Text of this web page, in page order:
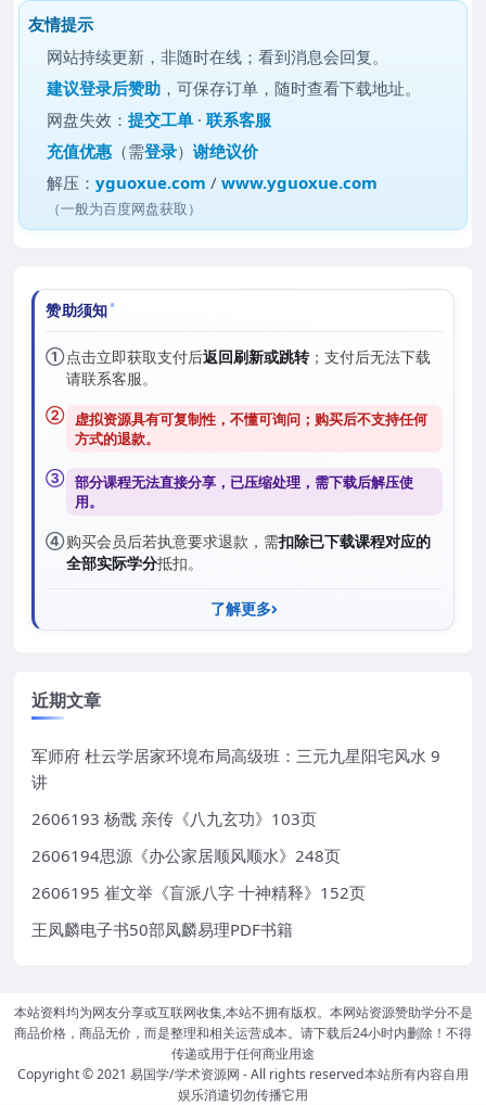
友情提示
网站持续更新，非随时在线；看到消息会回复。
建议登录后赞助 ，可保存订单，随时查看下载地址。
网盘失效：提交工单 ·联系客服
充值优惠 （需登录）谢绝议价
解压：yguoxue.com /www.yguoxue.com
（一般为百度网盘获取）
赞助须知
①点击立即获取支付后返回刷新或跳转；支付后无法下载
请联系客服。
② 虚拟资源具有可复制性，不懂可询问；购买后不支持任何
方式的退款。
③ 部分课程无法直接分享，已压缩处理，需下载后解压使
用。
④购买会员后若执意要求退款，需扣除已下载课程对应的
全部实际学分抵扣。
了解更多
近期文章
军师府 杜云学居家环境布局高级班：三元九星阳宅风水 9
讲
2606193 杨戬 亲传《八九玄功》103页
2606194思源《办公家居顺风顺水》248页
2606195 崔文举《盲派八字 十神精释》152页
王凤麟电子书50部凤麟易理PDF书籍
本站资料均为网友分享或互联网收集,本站不拥有版权。本网站资源赞助学分不是
商品价格，商品无价，而是整理和相关运营成本。请下载后24小时内删除！不得
传递或用于任何商业用途
Copyright © 2021 易国学/学术资源网 - All rights reserved本站所有内容自用
娱乐消遣切勿传播它用